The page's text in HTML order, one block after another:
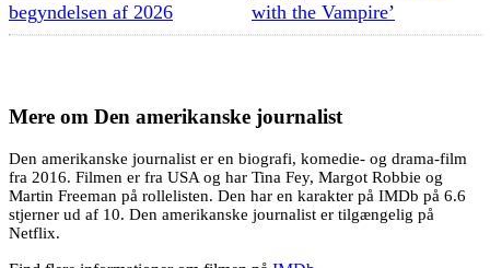
begyndelsen af 2026
with the Vampire’
Mere om Den amerikanske journalist
Den amerikanske journalist er en biografi, komedie- og drama-film
fra 2016. Filmen er fra USA og har Tina Fey, Margot Robbie og
Martin Freeman på rollelisten. Den har en karakter på IMDb på 6.6
stjerner ud af 10. Den amerikanske journalist er tilgængelig på
Netflix.